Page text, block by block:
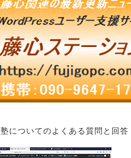
塾についてのよくある質問と回答